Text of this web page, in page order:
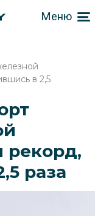
в 2,5
рекорд,
раза